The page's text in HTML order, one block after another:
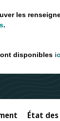
les
.
disponibles
État